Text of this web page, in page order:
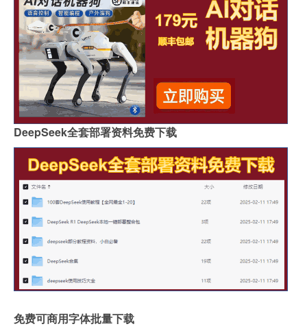
DeepSeek全套部署资料免费下载
免费可商用字体批量下载